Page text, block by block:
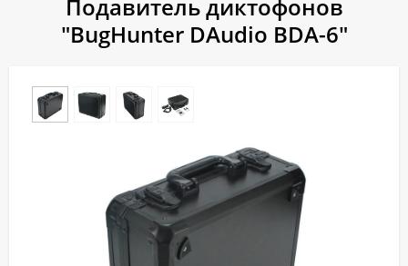
Подавитель диктофонов
"BugHunter DAudio BDA-6"